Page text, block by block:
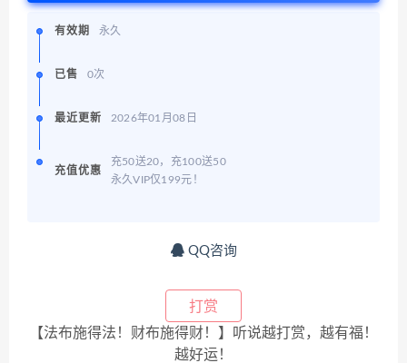
有效期 永久
已售 0次
最近更新 2026年01月08日
充值优惠
充50送20，充100送50
永久VIP仅199元！
QQ咨询
打赏
【法布施得法！财布施得财！】听说越打赏，越有福！
越好运！